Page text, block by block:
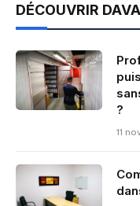
DÉCOUVRIR
?
11